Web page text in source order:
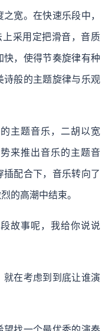
宽。在快速乐段中，
上采用定把滑音，音质
快，使得节奏旋律有种
诗般的主题旋律与乐观
主题音乐，二胡以宽
来推出音乐的主题音
配合下，音乐转向了
的高潮中结束。
故事呢，我给你说说
在考虑到到底让谁演